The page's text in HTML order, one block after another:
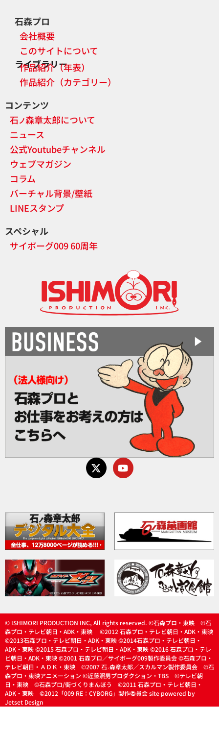
石森プロ
会社概要
このサイトについて
ライブラリー
作品紹介（年表）
作品紹介（カテゴリー）
コンテンツ
石ノ森章太郎について
ニュース
公式Youtubeチャンネル
ウェブマガジン
コラム
バーチャル背景/壁紙
LINEスタンプ
スペシャル
サイボーグ009 60周年
© ISHIMORI PRODUCTION INC, All rights reserved. ©石森プロ・東映 ©石
森プロ・テレビ朝日・ADK・東映 ©2012 石森プロ・テレビ朝日・ADK・東映
©2013石森プロ・テレビ朝日・ADK・東映 ©2014石森プロ・テレビ朝日・
ADK・東映 ©2015 石森プロ・テレビ朝日・ADK・東映 ©2016 石森プロ・テレ
ビ朝日・ADK・東映 ©2001 石森プロ／サイボーグ009製作委員会 ©石森プロ・
テレビ朝日・ＡＤＫ・東映 ©2007 石 ノ森章太郎／スカルマン製作委員会 ©石
森プロ・東映アニメーション ©近藤照男プロダクション・TBS ©テレビ朝
日・東映 ©石森プロ/街づくりまんぼう ©2011 石森プロ・テレビ朝日・
ADK・東映 ©2012「009 RE：CYBORG」製作委員会 site powered by
Jetset Design